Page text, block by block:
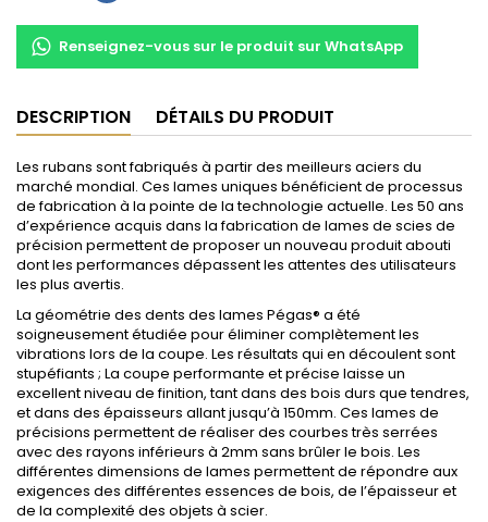
Renseignez-vous sur le produit sur WhatsApp
DESCRIPTION DÉTAILS DU PRODUIT
Les rubans sont fabriqués à partir des meilleurs aciers du
marché mondial. Ces lames uniques bénéficient de processus
de fabrication à la pointe de la technologie actuelle. Les 50 ans
d’expérience acquis dans la fabrication de lames de scies de
précision permettent de proposer un nouveau produit abouti
dont les performances dépassent les attentes des utilisateurs
les plus avertis.
La géométrie des dents des lames Pégas® a été
soigneusement étudiée pour éliminer complètement les
vibrations lors de la coupe. Les résultats qui en découlent sont
stupéfiants ; La coupe performante et précise laisse un
excellent niveau de finition, tant dans des bois durs que tendres,
et dans des épaisseurs allant jusqu’à 150mm. Ces lames de
précisions permettent de réaliser des courbes très serrées
avec des rayons inférieurs à 2mm sans brûler le bois. Les
différentes dimensions de lames permettent de répondre aux
exigences des différentes essences de bois, de l’épaisseur et
de la complexité des objets à scier.